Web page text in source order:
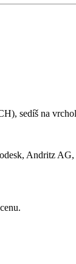
sedíš na
Andritz